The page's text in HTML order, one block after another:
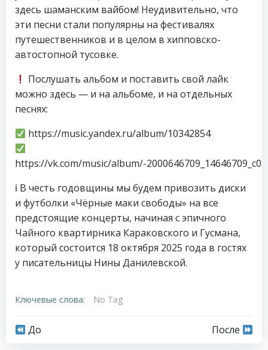
здесь шаманским вайбом! Неудивительно, что
эти песни стали популярны на фестивалях
путешественников и в целом в хипповско-
автостопной тусовке.
Послушать альбом и поставить свой лайк
можно здесь — и на альбоме, и на отдельных
песнях:
https://music.yandex.ru/album/10342854
https://vk.com/music/album/-
ℹ В честь годовщины мы будем привозить диски
и футболки «Чёрные маки свободы» на все
предстоящие концерты, начиная с эпичного
Чайного квартирника Караковского и Гусмана,
который состоится 18 октября 2025 года в гостях
у писательницы Нины Данилевской.
Ключевые слова: No Tag
Навигация
До
Навигация
После